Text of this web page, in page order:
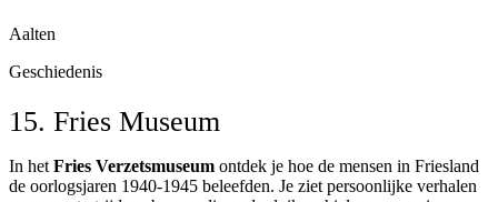
Aalten
Geschiedenis
15. Fries Museum
In hetFries Verzetsmuseum ontdek je hoe de mensen in Friesland
de oorlogsjaren 1940-1945 beleefden. Je ziet persoonlijke verhalen